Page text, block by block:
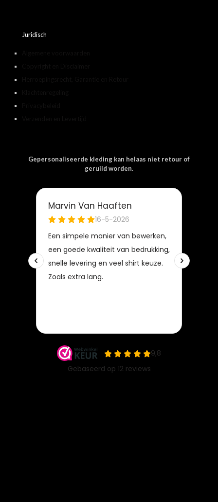
Juridisch
Gepersonaliseerde kleding kan helaas niet retour of
geruild worden.